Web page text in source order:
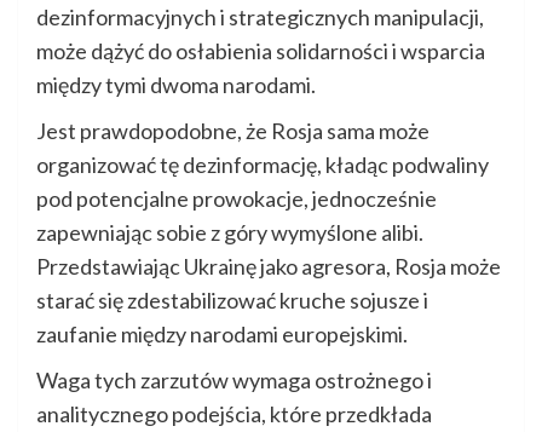
dezinformacyjnych i strategicznych manipulacji,
może dążyć do osłabienia solidarności i wsparcia
między tymi dwoma narodami.
Jest prawdopodobne, że Rosja sama może
organizować tę dezinformację, kładąc podwaliny
pod potencjalne prowokacje, jednocześnie
zapewniając sobie z góry wymyślone alibi.
Przedstawiając Ukrainę jako agresora, Rosja może
starać się zdestabilizować kruche sojusze i
zaufanie między narodami europejskimi.
Waga tych zarzutów wymaga ostrożnego i
analitycznego podejścia, które przedkłada